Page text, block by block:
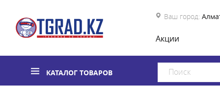
Ваш город:
Акции
КАТАЛОГ ТОВАРОВ